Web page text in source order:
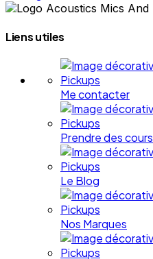
Liens utiles
Me contacter
Prendre des cours
Le Blog
Nos Marques